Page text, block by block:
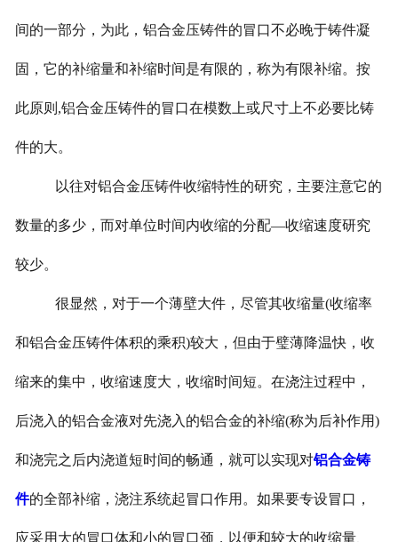
间的一部分，为此，铝合金压铸件的冒口不必晚于铸件凝
固，它的补缩量和补缩时间是有限的，称为有限补缩。按
此原则 ,铝合金压铸件的冒口在模数上或尺寸上不必要比铸
件的大。
以往对铝合金压铸件收缩特性的研究，主要注意它的
数量的多少，而对单位时间内收缩的分配—收缩速度研究
较少。
很显然，对于一个薄壁大件，尽管其收缩量(收缩率
和铝合金压铸件体积的乘积)较大，但由于璧薄降温快，收
缩来的集中，收缩速度大，收缩时间短。在浇注过程中，
后浇入的铝合金液对先浇入的铝合金的补缩(称为后补作用)
和浇完之后内浇道短时间的畅通，就可以实现对铝合金铸
件的全部补缩，浇注系统起冒口作用。如果要专设冒口，
应采用大的冒口体和小的冒口颈，以便和较大的收缩量、